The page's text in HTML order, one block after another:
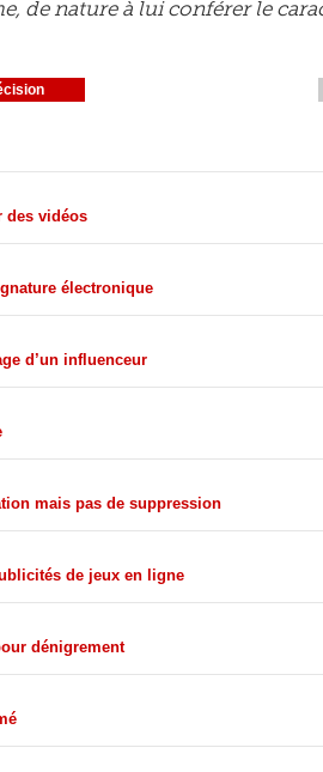
de nature à lui conférer le
des vidéos
électronique
d’un influenceur
mais pas de suppression
de jeux en ligne
dénigrement